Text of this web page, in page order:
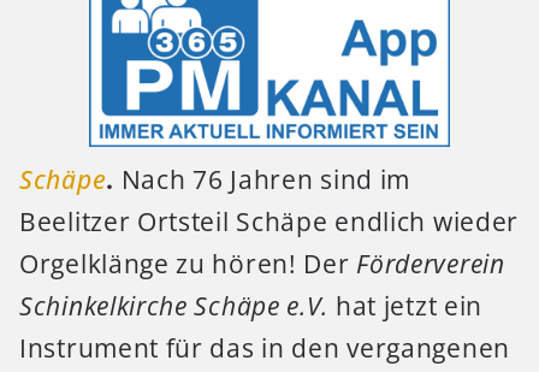
Schäpe. Nach 76 Jahren sind im
Beelitzer Ortsteil Schäpe endlich wieder
Orgelklänge zu hören! Der Förderverein
Schinkelkirche Schäpe e.V. hat jetzt ein
Instrument für das in den vergangenen